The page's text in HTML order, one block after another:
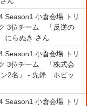
Season1 小倉会場 トリ
3位チーム 「反逆の
にらぬき さん
Season1 小倉会場 トリ
3位チーム 「株式会
2名」 - 先鋒 ホビッ
Season1 小倉会場 トリ